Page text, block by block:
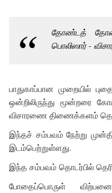
தோண்டத்
பொலிஸார் -
பாதுகாப்பான முறையில்
ஒன்றிலிருந்து மூன்றரை
விசாரணை திணைக்களம்
இந்தச் சம்பவம் நேற்று
இடம்பெற்றுள்ளது.
இந்த சம்பவம் தொடர்பில்
போதைப்பொருள்